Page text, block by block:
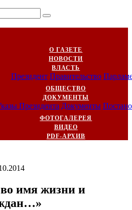
О ГАЗЕТЕ
НОВОСТИ
ВЛАСТЬ
Президент Правительство
ОБЩЕСТВО
ДОКУМЕНТЫ
Президента Документы
ФОТОГАЛЕРЕЯ
ВИДЕО
PDF-АРХИВ
во имя жизни и